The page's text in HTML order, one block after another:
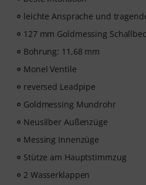
Rhythmus. Ergreife jetzt die
Trompetenfähigkeiten flexibel,
zu entwickeln – zu jeder Zeit,
automatische Verlängerung!
leichte Ansprache und
127 mm Goldmessing
Bohrung: 11,68 mm
Monel Ventile
reversed Leadpipe
Goldmessing Mundrohr
Neusilber Außenzüge
Messing Innenzüge
Stütze am Hauptstimmzug
2 Wasserklappen